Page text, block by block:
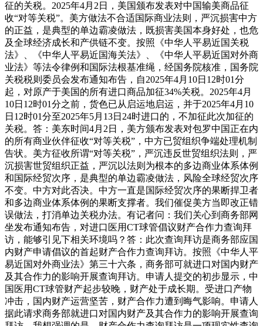
征的关税。2025年4月2日，美国颁布发表对中国输美商品征
收“对等关税”。美方做法不合适国际商业法则，严沉损害中方
的正益，是典型的单边霸凌做法，既损害美国本身好处，也危
及全球经济成长和产供链不变。按照《中华人平易近国关税
法》、《中华人平易近国海关法》、《中华人平易近国对外商
业法》等法令律例和国际法根基准绳，经国务院核准，国务院
关税税则委员会发布通知布告，自2025年4月10日12时01分
起，对原产于美国的所有进口商品加征34%关税。2025年4月
10日12时01分之前，货色已从启运地启运，并于2025年4月10
日12时01分至2025年5月13日24时进口的，不加征此次加征的
关税。答：美东时间4月2日，美方颁布发表对包罗中国正在内
的所有商业伙伴征收“对等关税”，中方已贸组织争端处理机制
告状。美方征收所谓“对等关税”，严沉违反世贸组织法则，严
沉损害世贸组织正益，严沉以法则为根本的多边商业体系体例
和国际经贸次序，是典型的单边霸凌做法，风险全球经贸次序
不变。中方对此否决。中方一直是国际经贸次序的果断捍卫者
和多边商业体系体例的果断支撑者。我们催促美方当即改正错
误做法，打消单边关税办法。有记者问：我们关心到商务部网
坐发布通知布告，对进口医用CT球管倡议财产合作力查询拜
访，能够引见下相关环境吗？答：此次查询拜访是商务部应国
内财产申请倡议的首起财产合作力查询拜访。按照《中华人平
易近国对外商业法》第三十六条，商务部可就进口对国内财产
及其合作力的影响开展查询拜访。申请人提交的初步显示，中
国医用CT球管财产起步较晚，财产处于成长期。受进口产物
冲击，国内财产运营坚苦，财产合作力遭到晦气影响。申请人
据此请求商务部就进口对国内财产及其合作力的影响开展查询